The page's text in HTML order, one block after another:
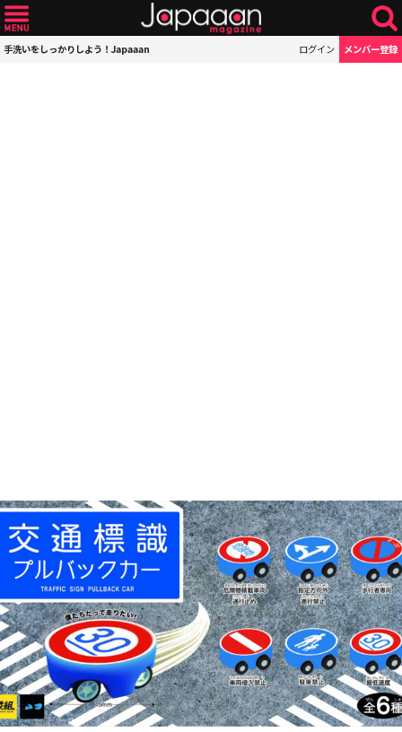
手洗いをしっかりしよう！Japaaan ログイン メンバー登録